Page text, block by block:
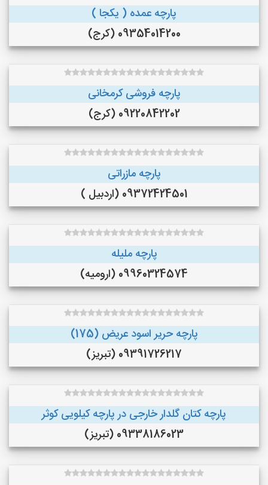
پارچه عمده ( یکجا )
09354014200 (کرج)
پارچه فروشی کرمخانی
09220842202 (کرج)
پارچه مازراتی
09372424501 (اردبیل )
پارچه ملیله
09960324574 (ارومیه)
پارچه حریر اسود عریض (175)
09391726217 (تبریز)
پارچه کتان گلدار خارجی در پارچه کیلویی کوثر
09338186023 (تبریز)